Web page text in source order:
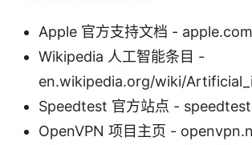
Apple 官方支持文档 - apple.com
Wikipedia 人工智能条目 -
en.wikipedia.org/wiki/
Speedtest 官方站点 -
OpenVPN 项目主页 -